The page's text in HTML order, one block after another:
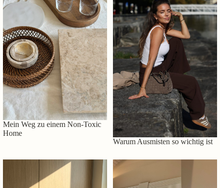
Mein Weg zu einem Non-Toxic
Home
Warum Ausmisten so wichtig ist